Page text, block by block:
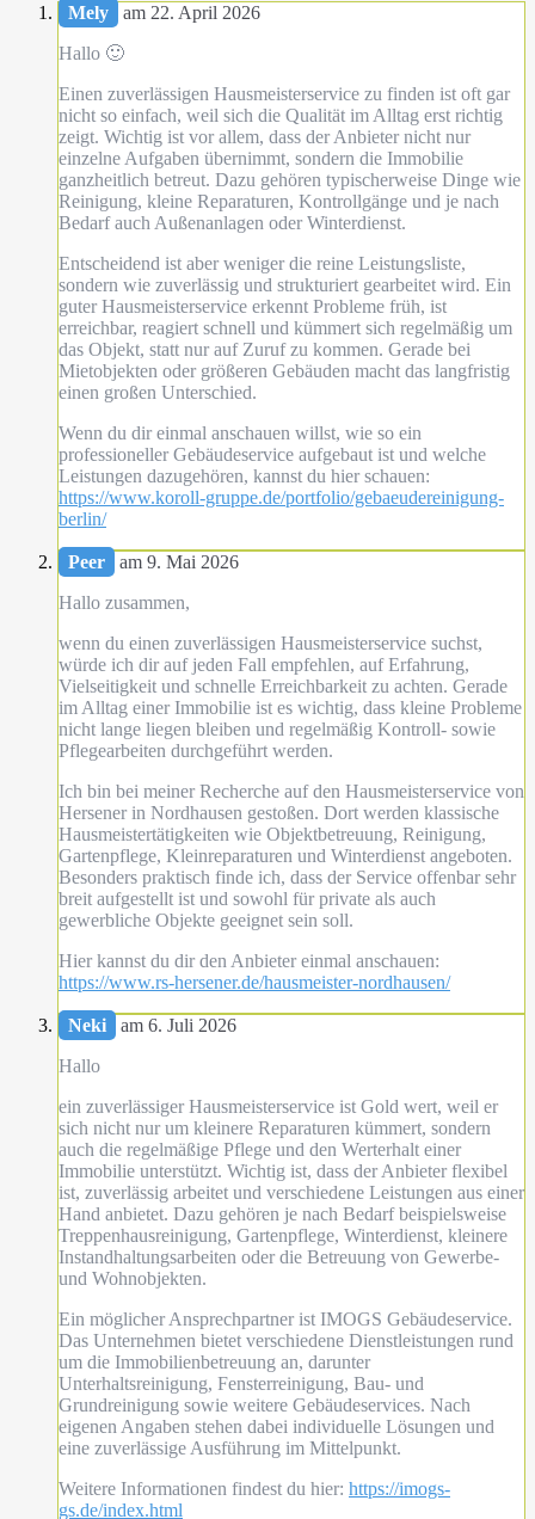
Mely
am 22. April 2026
Hallo 🙂
Einen zuverlässigen Hausmeisterservice zu finden ist oft gar
nicht so einfach, weil sich die Qualität im Alltag erst richtig
zeigt. Wichtig ist vor allem, dass der Anbieter nicht nur
einzelne Aufgaben übernimmt, sondern die Immobilie
ganzheitlich betreut. Dazu gehören typischerweise Dinge wie
Reinigung, kleine Reparaturen, Kontrollgänge und je nach
Bedarf auch Außenanlagen oder Winterdienst.
Entscheidend ist aber weniger die reine Leistungsliste,
sondern wie zuverlässig und strukturiert gearbeitet wird. Ein
guter Hausmeisterservice erkennt Probleme früh, ist
erreichbar, reagiert schnell und kümmert sich regelmäßig um
das Objekt, statt nur auf Zuruf zu kommen. Gerade bei
Mietobjekten oder größeren Gebäuden macht das langfristig
einen großen Unterschied.
Wenn du dir einmal anschauen willst, wie so ein
professioneller Gebäudeservice aufgebaut ist und welche
Leistungen dazugehören, kannst du hier schauen:
https://www.koroll-gruppe.de/portfolio/gebaeudereinigung-
berlin/
Peer
am 9. Mai 2026
Hallo zusammen,
wenn du einen zuverlässigen Hausmeisterservice suchst,
würde ich dir auf jeden Fall empfehlen, auf Erfahrung,
Vielseitigkeit und schnelle Erreichbarkeit zu achten. Gerade
im Alltag einer Immobilie ist es wichtig, dass kleine Probleme
nicht lange liegen bleiben und regelmäßig Kontroll- sowie
Pflegearbeiten durchgeführt werden.
Ich bin bei meiner Recherche auf den Hausmeisterservice von
Hersener in Nordhausen gestoßen. Dort werden klassische
Hausmeistertätigkeiten wie Objektbetreuung, Reinigung,
Gartenpflege, Kleinreparaturen und Winterdienst angeboten.
Besonders praktisch finde ich, dass der Service offenbar sehr
breit aufgestellt ist und sowohl für private als auch
gewerbliche Objekte geeignet sein soll.
Hier kannst du dir den Anbieter einmal anschauen:
https://www.rs-hersener.de/hausmeister-nordhausen/
Neki
am 6. Juli 2026
Hallo
ein zuverlässiger Hausmeisterservice ist Gold wert, weil er
sich nicht nur um kleinere Reparaturen kümmert, sondern
auch die regelmäßige Pflege und den Werterhalt einer
Immobilie unterstützt. Wichtig ist, dass der Anbieter flexibel
ist, zuverlässig arbeitet und verschiedene Leistungen aus einer
Hand anbietet. Dazu gehören je nach Bedarf beispielsweise
Treppenhausreinigung, Gartenpflege, Winterdienst, kleinere
Instandhaltungsarbeiten oder die Betreuung von Gewerbe-
und Wohnobjekten.
Ein möglicher Ansprechpartner ist IMOGS Gebäudeservice.
Das Unternehmen bietet verschiedene Dienstleistungen rund
um die Immobilienbetreuung an, darunter
Unterhaltsreinigung, Fensterreinigung, Bau- und
Grundreinigung sowie weitere Gebäudeservices. Nach
eigenen Angaben stehen dabei individuelle Lösungen und
eine zuverlässige Ausführung im Mittelpunkt.
Weitere Informationen findest du hier: https://imogs-
gs.de/index.html